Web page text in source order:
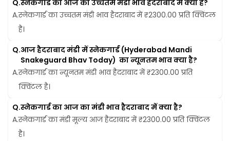
Q.स्नेकगार्ड का आज का उच्चतम मंडी भाव हैदराबाद में क्या है?
A.स्नेकगार्ड का उच्चतम मंडी भाव हैदराबाद में ₹2300.00 प्रति क्विंटल
है।
Q.आज हैदराबाद मंडी में स्नेकगार्ड (Hyderabad Mandi
Snakeguard Bhav Today)  का न्यूनतम भाव क्या है?
A.स्नेकगार्ड का न्यूनतम मंडी भाव हैदराबाद में ₹2300.00 प्रति
क्विंटल है।
Q.स्नेकगार्ड का आज का मंडी भाव हैदराबाद में क्या है?
A.स्नेकगार्ड का मंडी मूल्य आज हैदराबाद में ₹2300.00 प्रति क्विंटल
है।